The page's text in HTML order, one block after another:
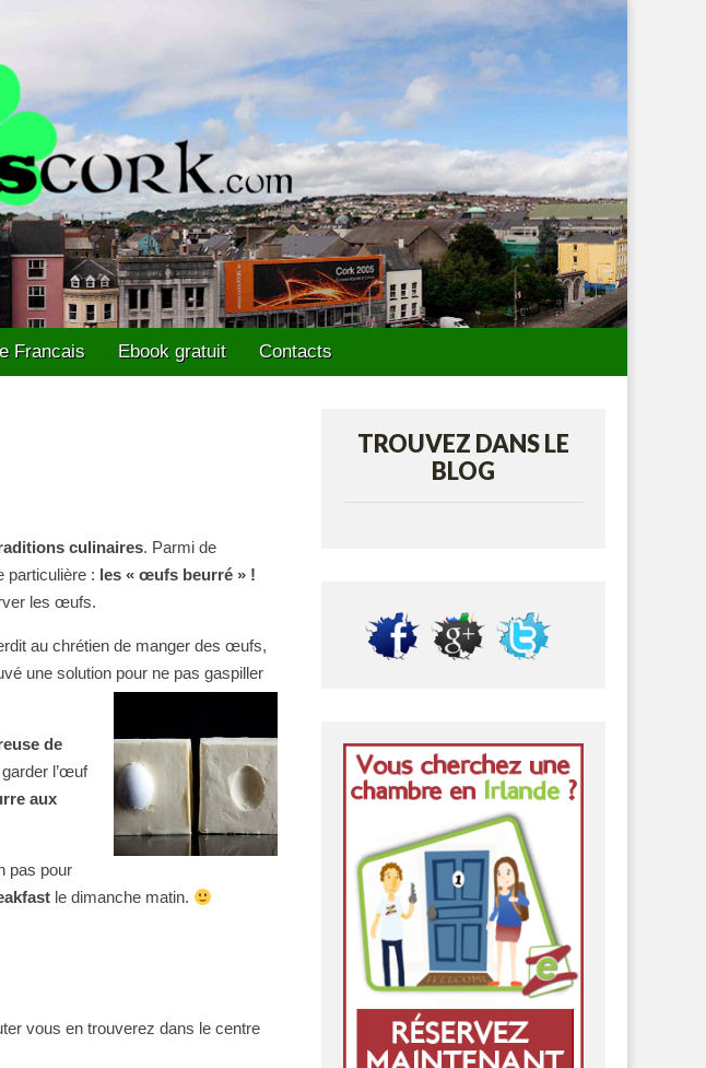
Francais Ebook gratuit Contacts
culinaires. Parmi de
particulière : les « œufs beurré » !
les œufs.
au chrétien de manger des œufs,
une solution pour ne pas gaspiller
de
l’œuf
aux
pas pour
le dimanche matin.
vous en trouverez dans le centre
TROUVEZ DANS LE
BLOG